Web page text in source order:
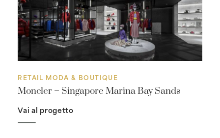
RETAIL MODA & BOUTIQUE
Moncler – Singapore Marina Bay Sands
Vai al progetto